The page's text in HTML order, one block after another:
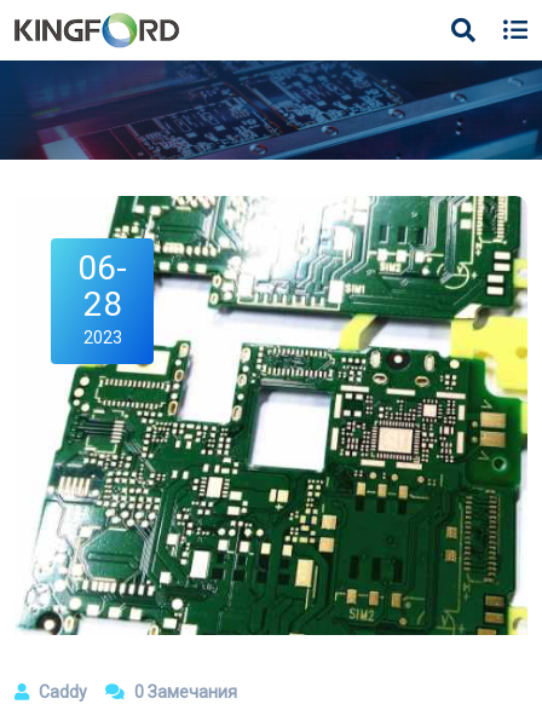
06-
28
2023
Caddy 0 Замечания